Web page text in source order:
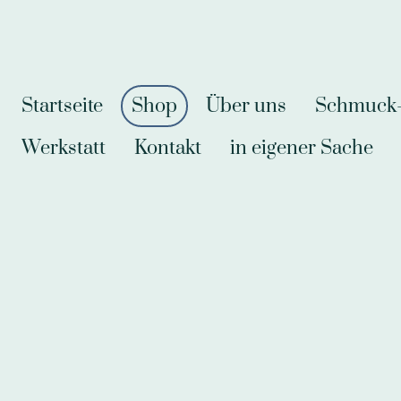
Startseite Shop Über uns
Werkstatt
Kontakt in eigener Sache